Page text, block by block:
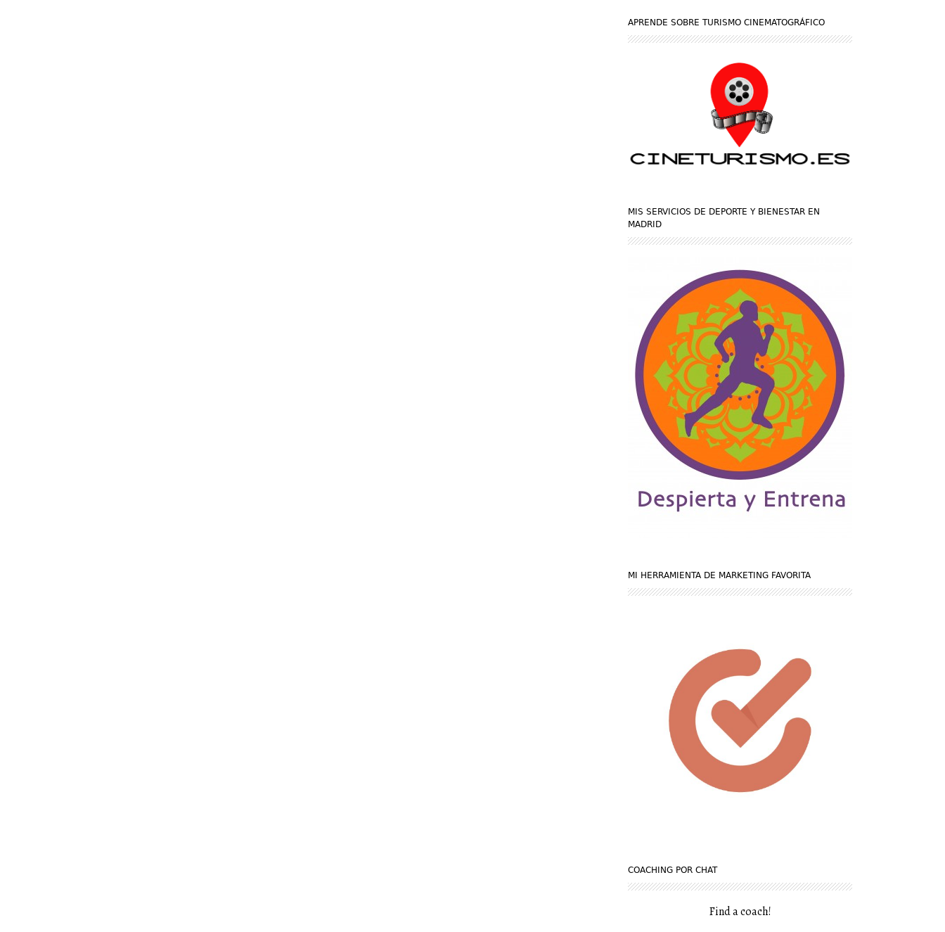
APRENDE SOBRE TURISMO CINEMATOGRÁFICO
MIS SERVICIOS DE DEPORTE Y BIENESTAR EN
MADRID
MI HERRAMIENTA DE MARKETING FAVORITA
COACHING POR CHAT
Find a coach!